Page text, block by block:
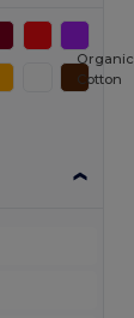
Organic
Cotton